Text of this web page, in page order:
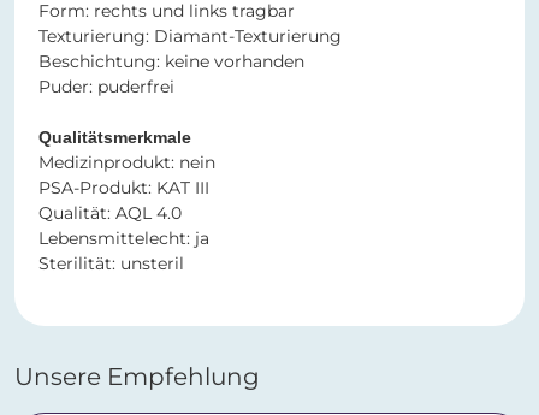
Form: rechts und links tragbar
Texturierung: Diamant-Texturierung
Beschichtung: keine vorhanden
Puder: puderfrei
Qualitätsmerkmale
Medizinprodukt: nein
PSA-Produkt: KAT III
Qualität: AQL 4.0
Lebensmittelecht: ja
Sterilität: unsteril
Unsere Empfehlung